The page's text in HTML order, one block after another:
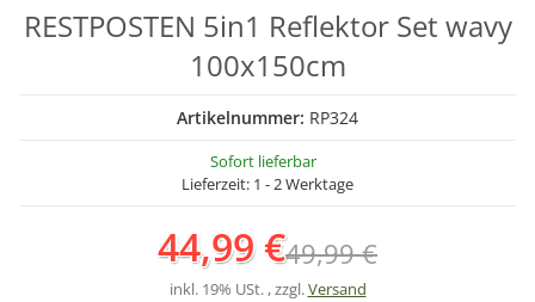
RESTPOSTEN 5in1 Reflektor Set wavy
100x150cm
Artikelnummer: RP324
Sofort lieferbar
Lieferzeit: 1 - 2 Werktage
44,99 €49,99 €
inkl. 19% USt. , zzgl.Versand